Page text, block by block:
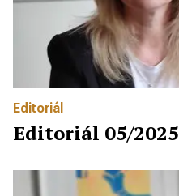
Editoriál
Editoriál 05/2025